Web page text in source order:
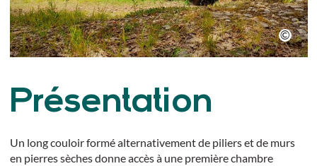
Présentation
Un long couloir formé alternativement de piliers et de murs
en pierres sèches donne accès à une première chambre